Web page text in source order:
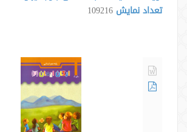
تعداد نمایش 109216